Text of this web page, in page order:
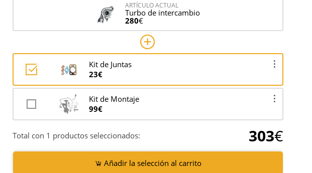
ARTÍCULO ACTUAL
Turbo de intercambio
280€
Kit de Juntas
23€
Kit de Montaje
99€
Total con 1 productos seleccionados: 303€
Añadir la selección al carrito